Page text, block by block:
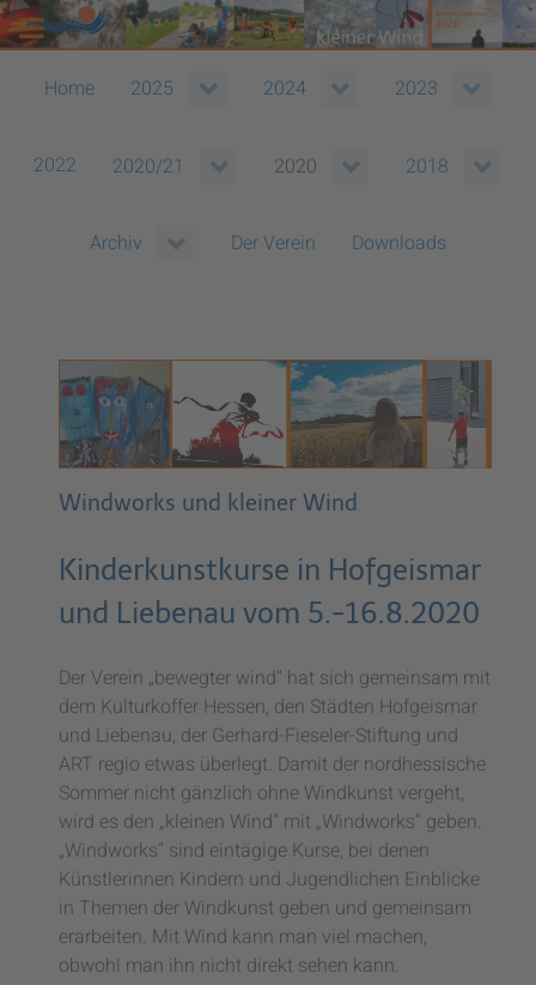
Home 2025 2024 2023
2022 2020/21 2020 2018
Archiv Der Verein Downloads
Windworks und kleiner Wind
Kinderkunstkurse in Hofgeismar
und Liebenau vom 5.-16.8.2020
Der Verein „bewegter wind“ hat sich gemeinsam mit
dem Kulturkoffer Hessen, den Städten Hofgeismar
und Liebenau, der Gerhard-Fieseler-Stiftung und
ART regio etwas überlegt. Damit der nordhessische
Sommer nicht gänzlich ohne Windkunst vergeht,
wird es den „kleinen Wind“ mit „Windworks“ geben.
„Windworks“ sind eintägige Kurse, bei denen
Künstlerinnen Kindern und Jugendlichen Einblicke
in Themen der Windkunst geben und gemeinsam
erarbeiten. Mit Wind kann man viel machen,
obwohl man ihn nicht direkt sehen kann.